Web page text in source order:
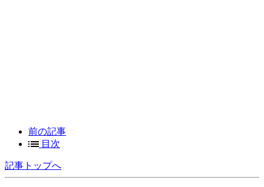
前の記事
目次
記事トップへ